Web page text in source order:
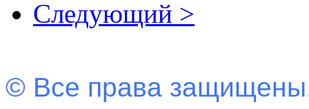
Следующий >
© Все права